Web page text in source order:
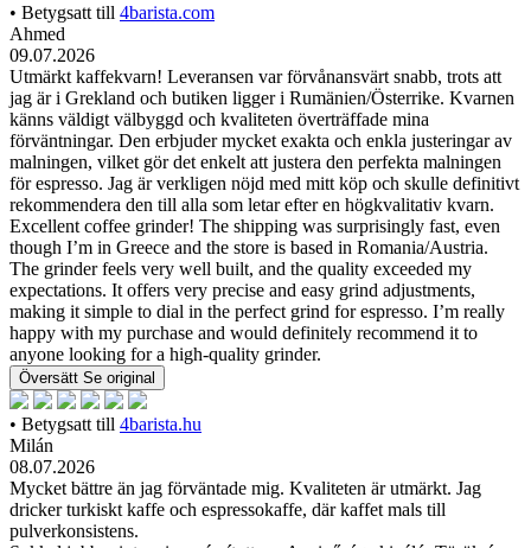
• Betygsatt till 4barista.com
Ahmed
09.07.2026
Utmärkt kaffekvarn! Leveransen var förvånansvärt snabb, trots att
jag är i Grekland och butiken ligger i Rumänien/Österrike. Kvarnen
känns väldigt välbyggd och kvaliteten överträffade mina
förväntningar. Den erbjuder mycket exakta och enkla justeringar av
malningen, vilket gör det enkelt att justera den perfekta malningen
för espresso. Jag är verkligen nöjd med mitt köp och skulle definitivt
rekommendera den till alla som letar efter en högkvalitativ kvarn.
Excellent coffee grinder! The shipping was surprisingly fast, even
though I’m in Greece and the store is based in Romania/Austria.
The grinder feels very well built, and the quality exceeded my
expectations. It offers very precise and easy grind adjustments,
making it simple to dial in the perfect grind for espresso. I’m really
happy with my purchase and would definitely recommend it to
anyone looking for a high-quality grinder.
Översätt Se original
• Betygsatt till 4barista.hu
Milán
08.07.2026
Mycket bättre än jag förväntade mig. Kvaliteten är utmärkt. Jag
dricker turkiskt kaffe och espressokaffe, där kaffet mals till
pulverkonsistens.